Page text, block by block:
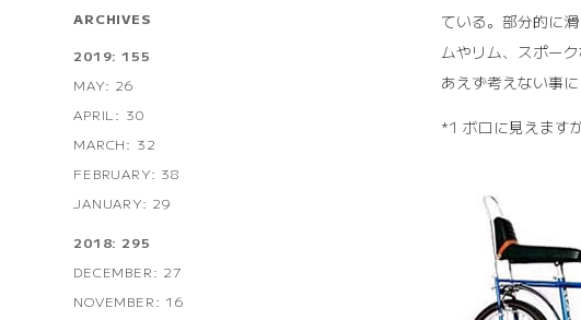
ARCHIVES
2019: 155
MAY: 26
APRIL: 30
MARCH: 32
FEBRUARY: 38
JANUARY: 29
2018: 295
DECEMBER: 27
NOVEMBER: 16
ている。部分的に
ムやリム、スポー
あえず考えない事に
*1 ボロに見えます